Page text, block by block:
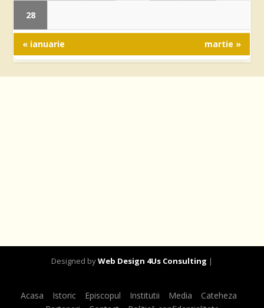
28
« ianuarie martie »
Designed byWeb Design 4Us Consulting |
Acasa Istoric Episcopul Institutii Media
Cateheza